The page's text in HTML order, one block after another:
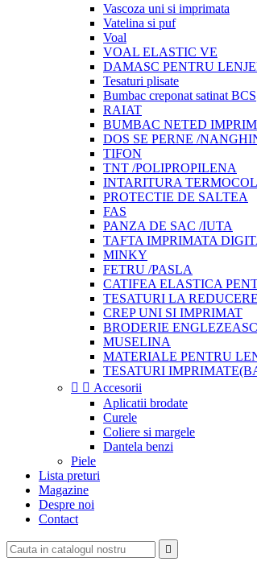
Vascoza uni si imprimata
Vatelina si puf
Voal
VOAL ELASTIC VE
DAMASC PENTRU
Tesaturi plisate
Bumbac creponat satinat BCS
RAIAT
BUMBAC NETED
DOS SE PERNE /
TIFON
TNT /POLIPROPILENA
INTARITURA
PROTECTIE DE SALTEA
FAS
PANZA DE SAC /IUTA
TAFTA IMPRIMATA
MINKY
FETRU /PASLA
CATIFEA ELASTICA
TESATURI LA
CREP UNI SI IMPRIMAT
BRODERIE
MUSELINA
MATERIALE PENTRU
TESATURI
  Accesorii
Aplicatii brodate
Curele
Coliere si margele
Dantela benzi
Piele
Lista preturi
Magazine
Despre noi
Contact
